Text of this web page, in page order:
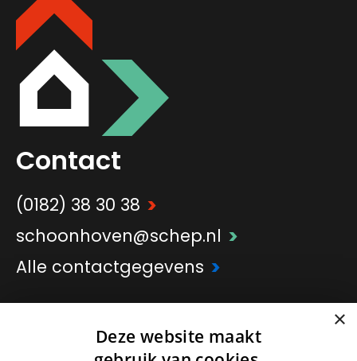
Contact
(0182) 38 30 38 >
schoonhoven@schep.nl >
Alle contactgegevens >
Onderdeel van Schep Groep ×
Deze website maakt